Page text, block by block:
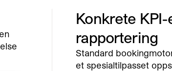
Konkrete KPI-
rapportering
Standard
et spesialtilpasset